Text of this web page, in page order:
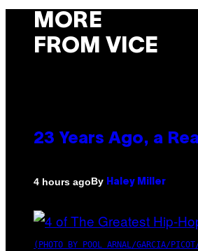
MORE
FROM VICE
23 Years Ago, a
4 hours agoBy Haley Miller
(PHOTO BY POOL ARNAL/GARCIA/